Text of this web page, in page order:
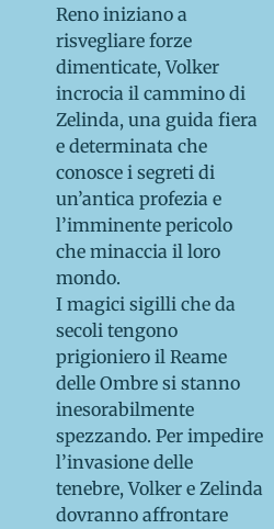
Reno iniziano a
risvegliare forze
dimenticate, Volker
incrocia il cammino di
Zelinda, una guida fiera
e determinata che
conosce i segreti di
un’antica profezia e
l’imminente pericolo
che minaccia il loro
mondo.
I magici sigilli che da
secoli tengono
prigioniero il Reame
delle Ombre si stanno
inesorabilmente
spezzando. Per impedire
l’invasione delle
tenebre, Volker e Zelinda
dovranno affrontare